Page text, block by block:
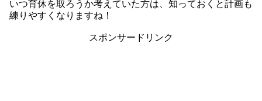
いつ育休を取ろうか考えていた方は、知っておくと計画も
練りやすくなりますね！
スポンサードリンク